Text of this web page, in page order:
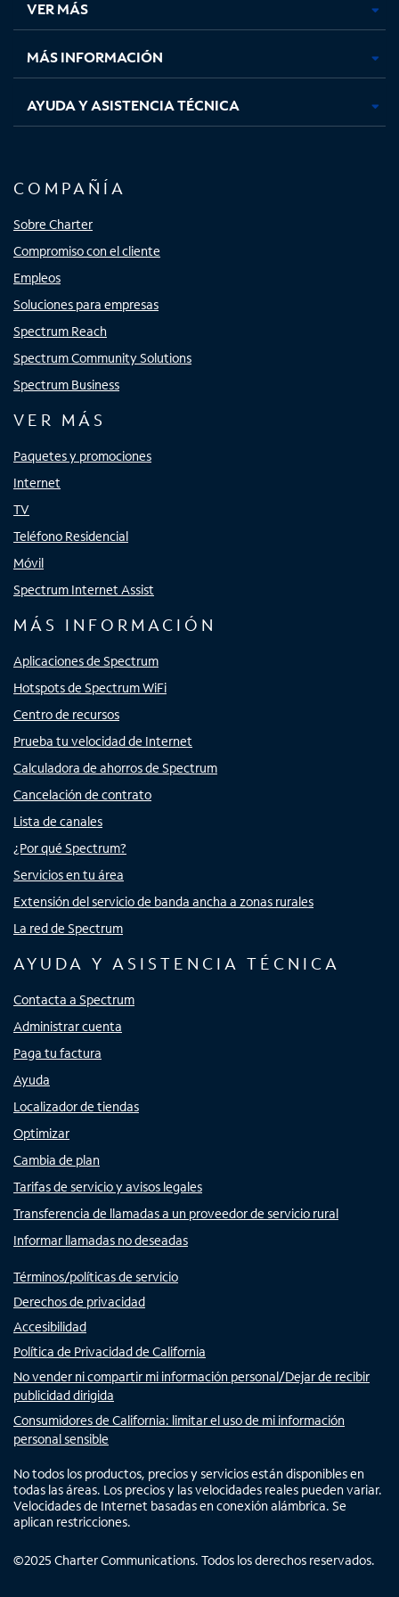
pestaña
nueva
pestaña
nueva
pestaña
nuevanueva
VER MÁS
MÁS INFORMACIÓN
AYUDA Y ASISTENCIA TÉCNICA
COMPAÑÍA
Sobre Charter
Compromiso con el cliente
Empleos
Soluciones para empresas
Spectrum Reach
Spectrum Community Solutions
Spectrum Business
VER MÁS
Paquetes y promociones
Internet
TV
Teléfono Residencial
Móvil
Spectrum Internet Assist
MÁS INFORMACIÓN
Aplicaciones de Spectrum
Hotspots de Spectrum WiFi
Centro de recursos
Prueba tu velocidad de Internet
Calculadora de ahorros de Spectrum
Cancelación de contrato
Lista de canales
¿Por qué Spectrum?
Servicios en tu área
Extensión del servicio de banda ancha a zonas rurales
La red de Spectrum
AYUDA Y ASISTENCIA TÉCNICA
Contacta a Spectrum
Administrar cuenta
Paga tu factura
Ayuda
Localizador de tiendas
Optimizar
Cambia de plan
Tarifas de servicio y avisos legales
Transferencia de llamadas a un proveedor de servicio rural
Informar llamadas no deseadas
Términos/políticas de servicio
Derechos de privacidad
Accesibilidad
Política de Privacidad de California
No vender ni compartir mi información personal/Dejar de recibir
publicidad dirigida
Consumidores de California: limitar el uso de mi información
personal sensible
No todos los productos, precios y servicios están disponibles en
todas las áreas. Los precios y las velocidades reales pueden variar.
Velocidades de Internet basadas en conexión alámbrica. Se
aplican restricciones.
©2025 Charter Communications. Todos los derechos reservados.